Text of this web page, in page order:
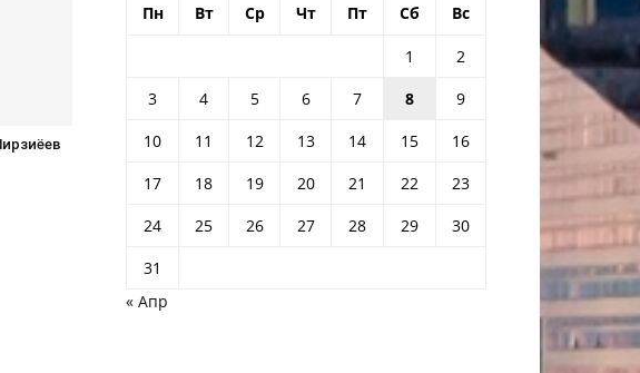
Пн Вт Ср Чт Пт Сб Вс
1
2
3
4 5 6 7 8
9
10
11 12 13 14 15
16
17
18 19 20 21 22
23
24
25 26 27 28 29
30
31
« Апр